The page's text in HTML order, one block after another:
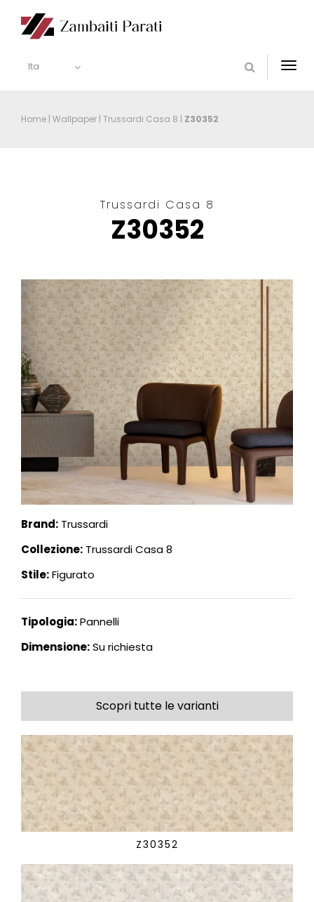
Ita
Home | Wallpaper | Trussardi Casa 8 | Z30352
Trussardi Casa 8
Z30352
Brand: Trussardi
Collezione: Trussardi Casa 8
Stile:Figurato
Tipologia:Pannelli
Dimensione:Su richiesta
Scopri tutte le varianti
Z30352